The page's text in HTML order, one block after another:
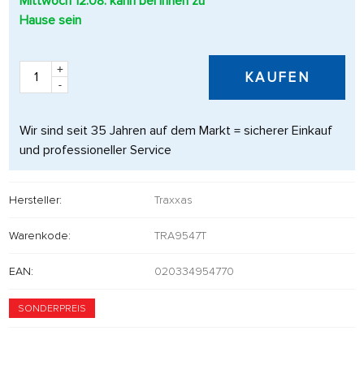
Hause sein
+
-
KAUFEN
Wir sind seit 35 Jahren auf dem Markt = sicherer Einkauf
und professioneller Service
Hersteller: Traxxas
Warenkode: TRA9547T
EAN: 020334954770
SONDERPREIS